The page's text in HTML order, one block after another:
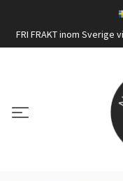
FRI FRAKT inom Sverige